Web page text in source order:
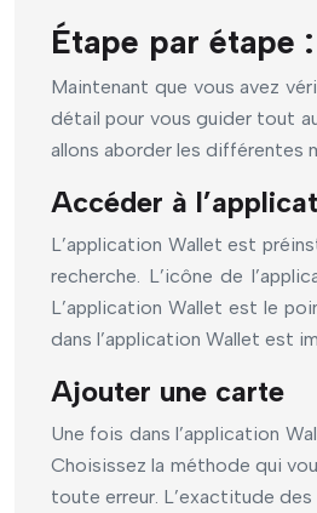
Étape par étape
Maintenant que vous avez
détail pour vous guider tout
allons aborder les différentes
Accéder à
L’application Wallet est
recherche. L’icône de
L’application Wallet est le
dans l’application Wallet est
Ajouter une carte
Une fois dans l’application
Choisissez la méthode qui
toute erreur. L’exactitude